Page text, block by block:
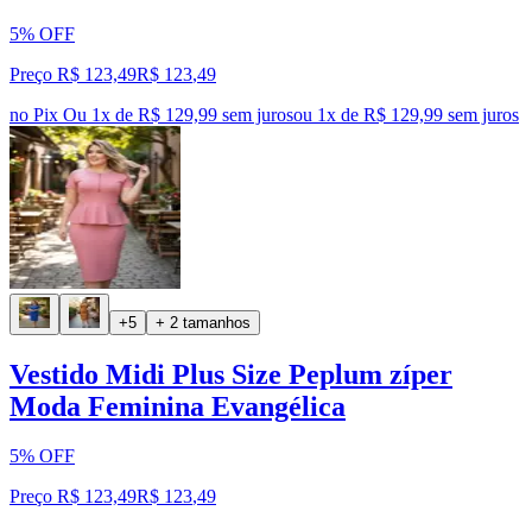
5% OFF
Preço R$ 123,49R$ 123,49
no Pix Ou 1x de R$ 129,99 sem jurosou 1x de R$ 129,99 sem juros
+5 + 2 tamanhos
Vestido Midi Plus Size Peplum zíper
Moda Feminina Evangélica
5% OFF
Preço R$ 123,49R$ 123,49